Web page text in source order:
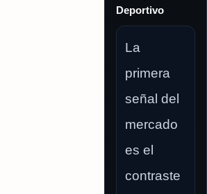
Deportivo
La
primera
señal del
mercado
es el
contraste